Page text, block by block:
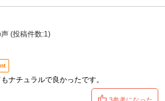
(投稿件数:1)
ナチュラルで良かったです。